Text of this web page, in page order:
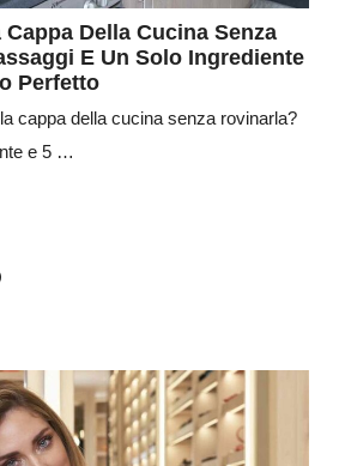
Della Cucina Senza
E Un Solo Ingrediente
Perfetto
cappa della cucina senza rovinarla?
e 5 …